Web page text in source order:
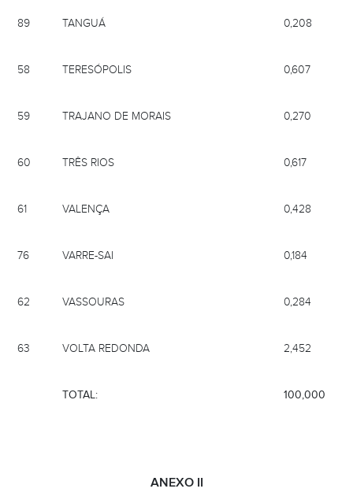
89 TANGUÁ 0,208
58 TERESÓPOLIS 0,607
59 TRAJANO DE MORAIS 0,270
60 TRÊS RIOS 0,617
61 VALENÇA 0,428
76 VARRE-SAI 0,184
62 VASSOURAS 0,284
63 VOLTA REDONDA 2,452
TOTAL: 100,000
ANEXO II